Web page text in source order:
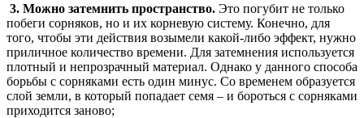
3. Можно затемнить пространство. Это погубит не только
побеги сорняков, но и их корневую систему. Конечно, для
того, чтобы эти действия возымели какой-либо эффект, нужно
приличное количество времени. Для затемнения используется
плотный и непрозрачный материал. Однако у данного способа
борьбы с сорняками есть один минус. Со временем образуется
слой земли, в который попадает семя – и бороться с сорняками
приходится заново;